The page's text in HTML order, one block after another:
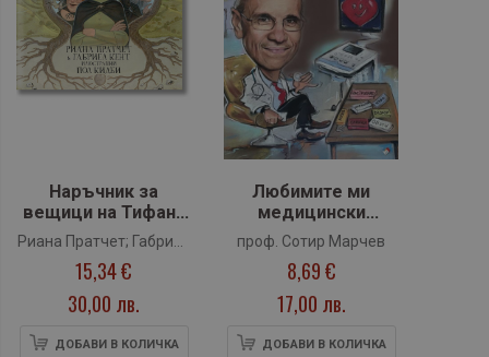
Наръчник за
вещици на Тифани
Сболки
Риана Пратчет; Габриел
Кент
15,34 €
30,00 лв.
ДОБАВИ В КОЛИЧКА
Любимите ми
медицински
вицове
проф. Сотир Марчев
8,69 €
17,00 лв.
ДОБАВИ В КОЛИЧКА